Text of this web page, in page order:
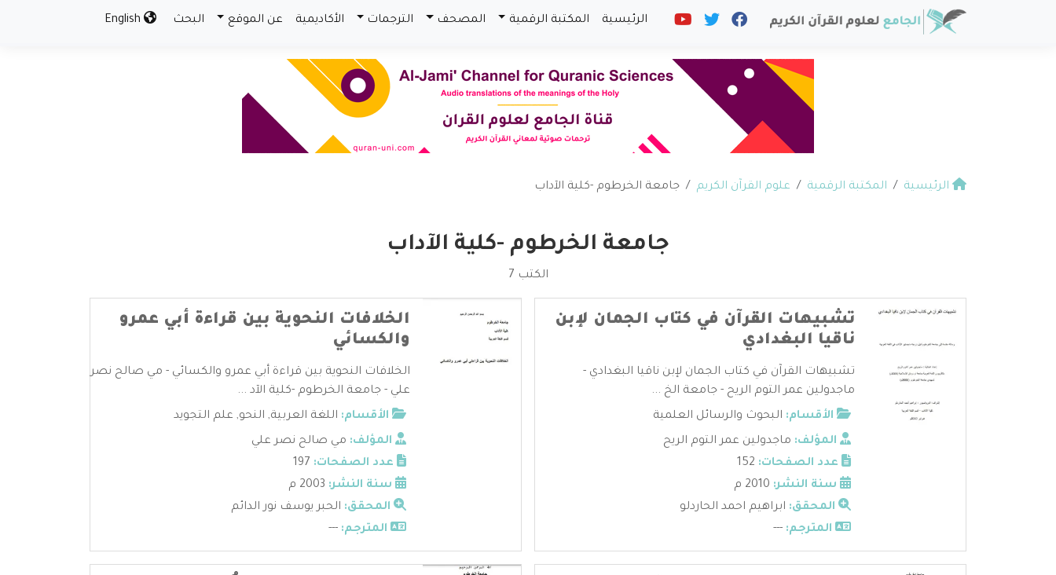
الرئيسية المكتبة الرقمية المصحف الترجمات الأكاديمية عن الموقع البحث
الرئيسية المكتبة الرقمية علوم القرآن الكريم جامعة الخرطوم -كلية الآداب
جامعة الخرطوم -كلية الآداب
الكتب 7
تشبيهات القرآن في كتاب الجمان لإبن
ناقيا البغدادي
تشبيهات القرآن في كتاب الجمان لإبن ناقيا البغدادي -
ماجدولين عمر التوم الريح - جامعة الخ ...
الأقسام: البحوث والرسائل العلمية
المؤلف: ماجدولين عمر التوم الريح
عدد الصفحات:
سنة النشر:
المحقق: ابراهيم احمد الحاردلو
المترجم: ---
الخلافات النحوية بين قراءة أبي عمرو
والكسائي
الخلافات النحوية بين قراءة أبي عمرو والكسائي - مي صالح نصر
علي - جامعة الخرطوم -كلية الآد ...
الأقسام: اللغة العربية, النحو, علم التجويد
المؤلف: مي صالح نصر علي
عدد الصفحات:
سنة النشر:
المحقق: الحبر يوسف نور الدائم
المترجم: ---